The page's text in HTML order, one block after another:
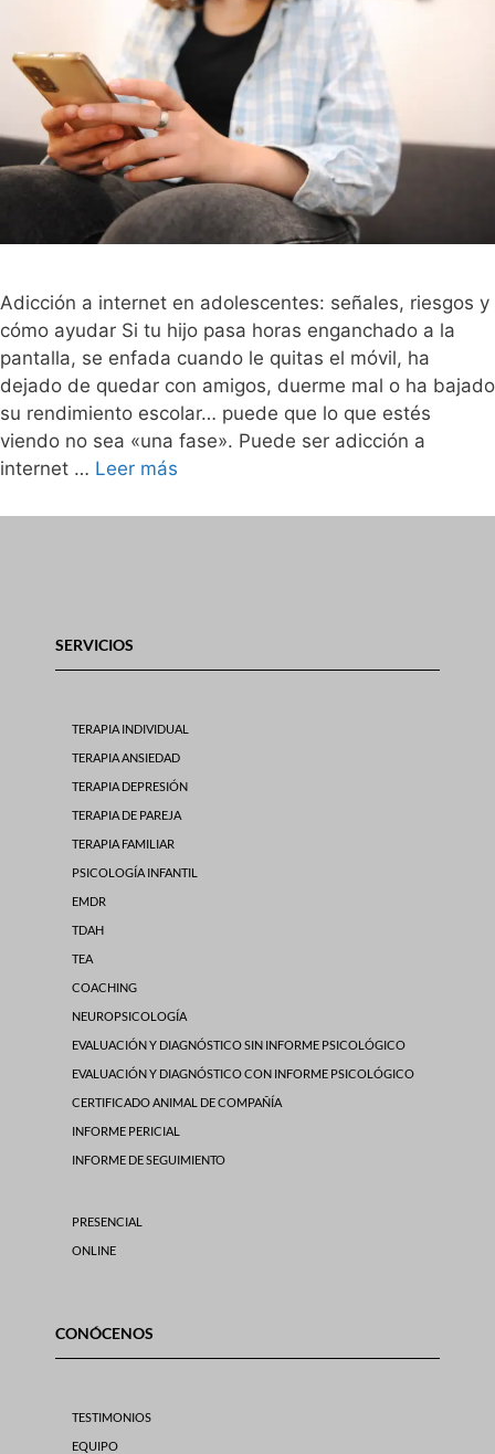
Adicción a internet en adolescentes: señales, riesgos y
cómo ayudar Si tu hijo pasa horas enganchado a la
pantalla, se enfada cuando le quitas el móvil, ha
dejado de quedar con amigos, duerme mal o ha bajado
su rendimiento escolar… puede que lo que estés
viendo no sea «una fase». Puede ser adicción a
internet … Leer más
SERVICIOS
TERAPIA INDIVIDUAL
TERAPIA ANSIEDAD
TERAPIA DEPRESIÓN
TERAPIA DE PAREJA
TERAPIA FAMILIAR
PSICOLOGÍA INFANTIL
EMDR
TDAH
TEA
COACHING
NEUROPSICOLOGÍA
EVALUACIÓN Y DIAGNÓSTICO SIN INFORME PSICOLÓGICO
EVALUACIÓN Y DIAGNÓSTICO CON INFORME PSICOLÓGICO
CERTIFICADO ANIMAL DE COMPAÑÍA
INFORME PERICIAL
INFORME DE SEGUIMIENTO
PRESENCIAL
ONLINE
CONÓCENOS
TESTIMONIOS
EQUIPO